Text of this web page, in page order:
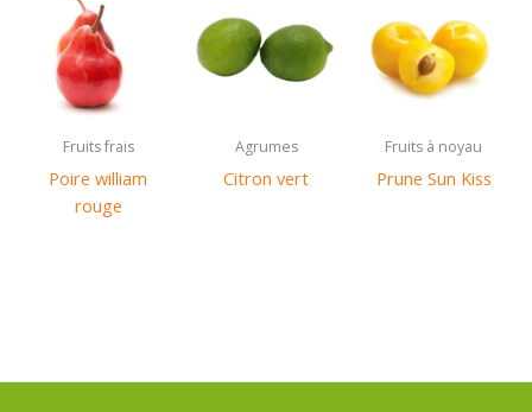
Fruits frais
Poire william
rouge
Agrumes
Citron vert
Fruits à noyau
Prune Sun Kiss